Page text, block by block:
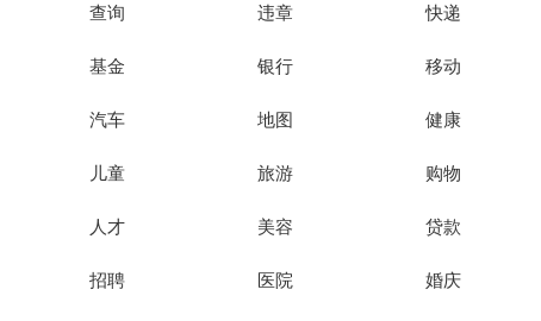
查询 违章 快递
基金 银行 移动
汽车 地图 健康
儿童 旅游 购物
人才 美容 贷款
招聘 医院 婚庆